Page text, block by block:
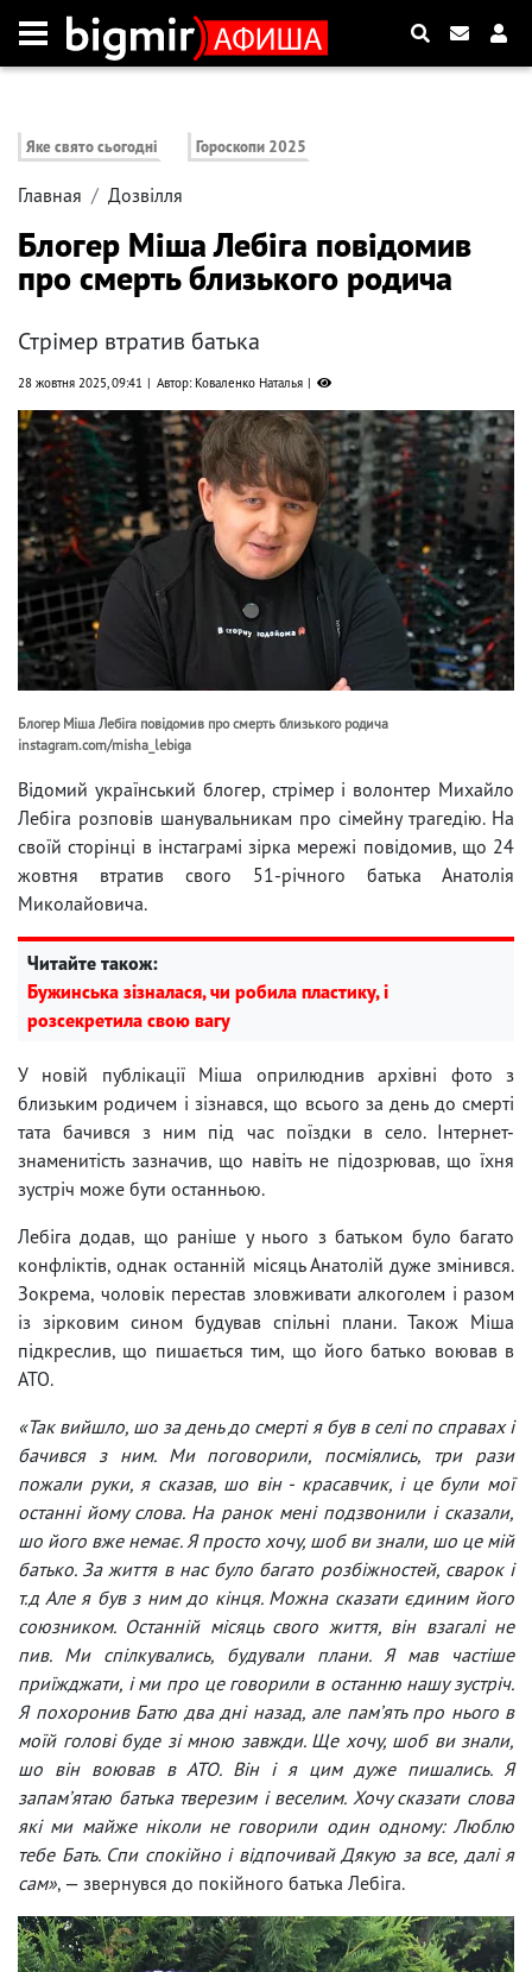
Яке свято сьогодні Гороскопи 2025
Главная Дозвілля
Блогер Міша Лебіга повідомив
про смерть близького родича
Стрімер втратив батька
28 жовтня 2025, 09:41 Автор: Коваленко Наталья
Блогер Міша Лебіга повідомив про смерть близького родича
instagram.com/misha_lebiga
Відомий український блогер, стрімер і волонтер Михайло
Лебіга розповів шанувальникам про сімейну трагедію. На
своїй сторінці в інстаграмі зірка мережі повідомив, що 24
жовтня втратив свого 51-річного батька Анатолія
Миколайовича.
Читайте також:
Бужинська зізналася, чи робила пластику, і
розсекретила свою вагу
У новій публікації Міша оприлюднив архівні фото з
близьким родичем і зізнався, що всього за день до смерті
тата бачився з ним під час поїздки в село. Інтернет-
знаменитість зазначив, що навіть не підозрював, що їхня
зустріч може бути останньою.
Лебіга додав, що раніше у нього з батьком було багато
конфліктів, однак останній місяць Анатолій дуже змінився.
Зокрема, чоловік перестав зловживати алкоголем і разом
із зірковим сином будував спільні плани. Також Міша
підкреслив, що пишається тим, що його батько воював в
АТО.
«Так вийшло, шо за день до смерті я був в селі по справах і
бачився з ним. Ми поговорили, посміялись, три рази
пожали руки, я сказав, шо він - красавчик, і це були мої
останні йому слова. На ранок мені подзвонили і сказали,
шо його вже немає. Я просто хочу, шоб ви знали, шо це мій
батько. За життя в нас було багато розбіжностей, сварок і
т.д Але я був з ним до кінця. Можна сказати єдиним його
союзником. Останній місяць свого життя, він взагалі не
пив. Ми спілкувались, будували плани. Я мав частіше
приїжджати, і ми про це говорили в останню нашу зустріч.
Я похоронив Батю два дні назад, але памʼять про нього в
моїй голові буде зі мною завжди. Ще хочу, шоб ви знали,
шо він воював в АТО. Він і я цим дуже пишались. Я
запамʼятаю батька тверезим і веселим. Хочу сказати слова
які ми майже ніколи не говорили один одному: Люблю
тебе Бать. Спи спокійно і відпочивай Дякую за все, далі я
сам», — звернувся до покійного батька Лебіга.